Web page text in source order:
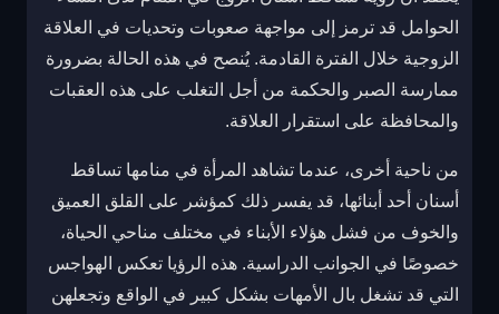
الحوامل قد ترمز إلى مواجهة صعوبات وتحديات في العلاقة
الزوجية خلال الفترة القادمة. يُنصح في هذه الحالة بضرورة
ممارسة الصبر والحكمة من أجل التغلب على هذه العقبات
والمحافظة على استقرار العلاقة.
من ناحية أخرى، عندما تشاهد المرأة في منامها تساقط
أسنان أحد أبنائها، قد يفسر ذلك كمؤشر على القلق العميق
والخوف من فشل هؤلاء الأبناء في مختلف مناحي الحياة،
خصوصًا في الجوانب الدراسية. هذه الرؤيا تعكس الهواجس
التي قد تشغل بال الأمهات بشكل كبير في الواقع وتجعلهن